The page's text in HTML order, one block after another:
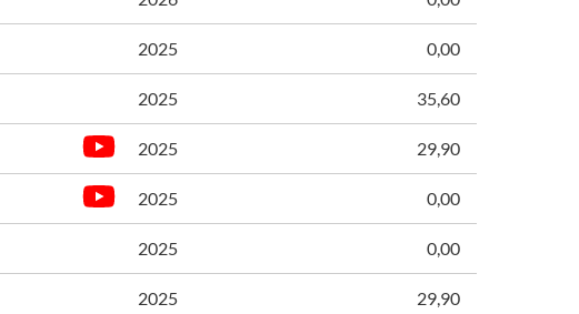
2025 0,00
2025 35,60
2025 29,90
2025 0,00
2025 0,00
2025 29,90